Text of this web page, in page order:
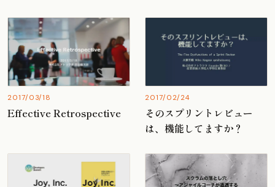
2017/03/18
Effective Retrospective
2017/02/24
そのスプリントレビュー
は、機能してますか？